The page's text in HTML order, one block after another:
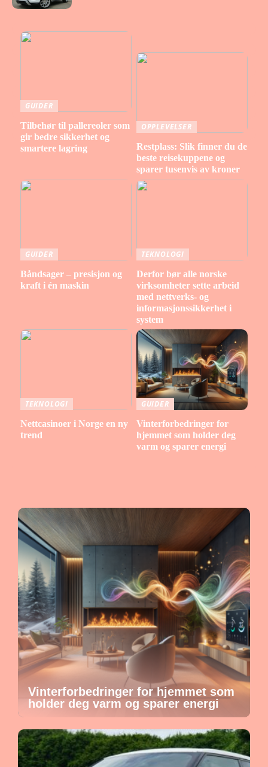
GUIDER
Tilbehør til pallereoler som
gir bedre sikkerhet og
smartere lagring
OPPLEVELSER
Restplass: Slik finner du de
beste reisekuppene og
sparer tusenvis av kroner
GUIDER
Båndsager – presisjon og
kraft i én maskin
TEKNOLOGI
Derfor bør alle norske
virksomheter sette arbeid
med nettverks- og
informasjonssikkerhet i
system
TEKNOLOGI
Nettcasinoer i Norge en ny
trend
GUIDER
Vinterforbedringer for
hjemmet som holder deg
varm og sparer energi
Vinterforbedringer for hjemmet som
holder deg varm og sparer energi